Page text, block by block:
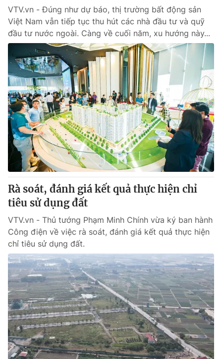
Hậu trường
Nhân vật
Khán giả
Giải sao mai
Điện ảnh
Âm nhạc
Sao
Đời sống
Du lịch
Làm đẹp
Chất lượng cuộc sống
Giáo dục
Tuyển sinh
Học trực tuyến
Công nghệ
Hitech Công nghệ tương lai
Sản phẩm
Thị trường
Tư vấn
Giao lưu trực tuyến
Lịch phát sóng
Chuyên mục khác
Emagazine Podcast
Photo Infographic
Video
VTV Money VTV Thể thao
VTV Sức khoẻ Bất động sản
Thị trường 24h Tấm lòng Việt
VTV.vn - Đúng như dự báo, thị trường bất động sản
Việt Nam vẫn tiếp tục thu hút các nhà đầu tư và quỹ
đầu tư nước ngoài. Càng về cuối năm, xu hướng này...
Rà soát, đánh giá kết quả thực hiện chỉ
tiêu sử dụng đất
VTV.vn - Thủ tướng Phạm Minh Chính vừa ký ban hành
Công điện về việc rà soát, đánh giá kết quả thực hiện
chỉ tiêu sử dụng đất.